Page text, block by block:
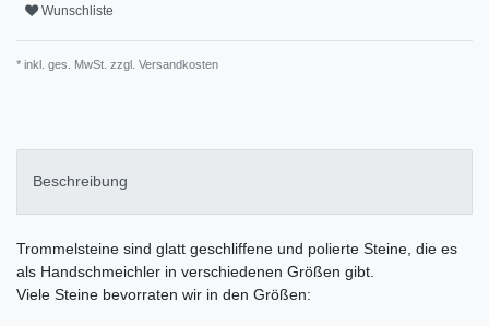
Wunschliste
* inkl. ges. MwSt. zzgl. Versandkosten
Beschreibung
Trommelsteine sind glatt geschliffene und polierte Steine, die es
als Handschmeichler in verschiedenen Größen gibt.
Viele Steine bevorraten wir in den Größen: